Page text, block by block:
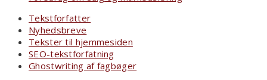
Tekstforfatter
Nyhedsbreve
Tekster til hjemmesiden
SEO-tekstforfatning
Ghostwriting af fagbøger